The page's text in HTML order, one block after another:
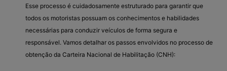
Esse processo é cuidadosamente estruturado para garantir que
todos os motoristas possuam os conhecimentos e habilidades
necessárias para conduzir veículos de forma segura e
responsável. Vamos detalhar os passos envolvidos no processo de
obtenção da Carteira Nacional de Habilitação (CNH):